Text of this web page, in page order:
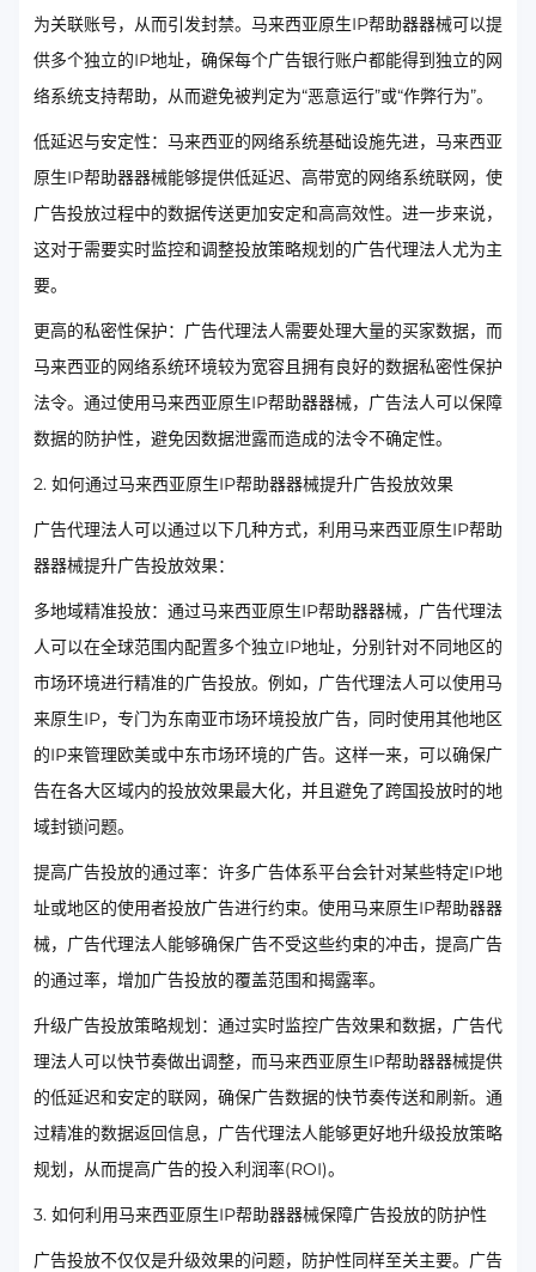
为关联账号，从而引发封禁。马来西亚原生IP帮助器器械可以提
供多个独立的IP地址，确保每个广告银行账户都能得到独立的网
络系统支持帮助，从而避免被判定为“恶意运行”或“作弊行为”。
低延迟与安定性：马来西亚的网络系统基础设施先进，马来西亚
原生IP帮助器器械能够提供低延迟、高带宽的网络系统联网，使
广告投放过程中的数据传送更加安定和高高效性。进一步来说，
这对于需要实时监控和调整投放策略规划的广告代理法人尤为主
要。
更高的私密性保护：广告代理法人需要处理大量的买家数据，而
马来西亚的网络系统环境较为宽容且拥有良好的数据私密性保护
法令。通过使用马来西亚原生IP帮助器器械，广告法人可以保障
数据的防护性，避免因数据泄露而造成的法令不确定性。
2. 如何通过马来西亚原生IP帮助器器械提升广告投放效果
广告代理法人可以通过以下几种方式，利用马来西亚原生IP帮助
器器械提升广告投放效果：
多地域精准投放：通过马来西亚原生IP帮助器器械，广告代理法
人可以在全球范围内配置多个独立IP地址，分别针对不同地区的
市场环境进行精准的广告投放。例如，广告代理法人可以使用马
来原生IP，专门为东南亚市场环境投放广告，同时使用其他地区
的IP来管理欧美或中东市场环境的广告。这样一来，可以确保广
告在各大区域内的投放效果最大化，并且避免了跨国投放时的地
域封锁问题。
提高广告投放的通过率：许多广告体系平台会针对某些特定IP地
址或地区的使用者投放广告进行约束。使用马来原生IP帮助器器
械，广告代理法人能够确保广告不受这些约束的冲击，提高广告
的通过率，增加广告投放的覆盖范围和揭露率。
升级广告投放策略规划：通过实时监控广告效果和数据，广告代
理法人可以快节奏做出调整，而马来西亚原生IP帮助器器械提供
的低延迟和安定的联网，确保广告数据的快节奏传送和刷新。通
过精准的数据返回信息，广告代理法人能够更好地升级投放策略
规划，从而提高广告的投入利润率(ROI)。
3. 如何利用马来西亚原生IP帮助器器械保障广告投放的防护性
广告投放不仅仅是升级效果的问题，防护性同样至关主要。广告